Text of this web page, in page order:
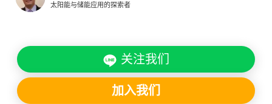
太阳能与储能应用的探索者
关注我们
加入我们